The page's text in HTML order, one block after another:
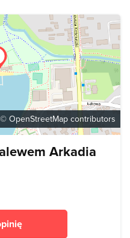
OpenStreetMap contributors
Arkadia